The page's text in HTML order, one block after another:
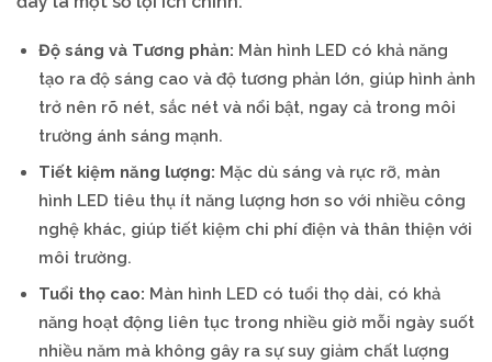
Độ sáng và Tương phản: Màn hình LED có khả năng
tạo ra độ sáng cao và độ tương phản lớn, giúp hình ảnh
trở nên rõ nét, sắc nét và nổi bật, ngay cả trong môi
trường ánh sáng mạnh.
Tiết kiệm năng lượng: Mặc dù sáng và rực rỡ, màn
hình LED tiêu thụ ít năng lượng hơn so với nhiều công
nghệ khác, giúp tiết kiệm chi phí điện và thân thiện với
môi trường.
Tuổi thọ cao: Màn hình LED có tuổi thọ dài, có khả
năng hoạt động liên tục trong nhiều giờ mỗi ngày suốt
nhiều năm mà không gây ra sự suy giảm chất lượng